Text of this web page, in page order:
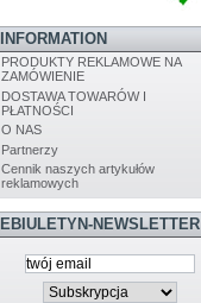
INFORMATION
PRODUKTY REKLAMOWE NA
ZAMÓWIENIE
DOSTAWA TOWARÓW I
PŁATNOŚCI
O NAS
Partnerzy
Cennik naszych artykułów
reklamowych
EBIULETYN-NEWSLETTER